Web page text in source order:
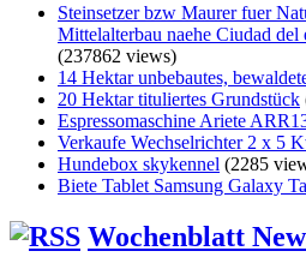
Steinsetzer bzw Maurer fuer
Mittelalterbau naehe Ciudad del
(237862 views)
14 Hektar unbebautes,
20 Hektar tituliertes Grundstück
Espressomaschine Ariete
Verkaufe Wechselrichter 2 x 5
Hundebox skykennel (2285
Biete Tablet Samsung Galaxy
Wochenblatt